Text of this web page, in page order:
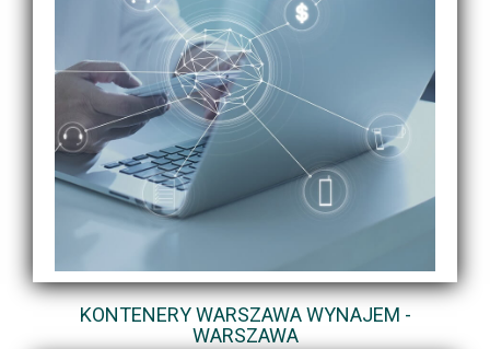
KONTENERY WARSZAWA WYNAJEM -
WARSZAWA